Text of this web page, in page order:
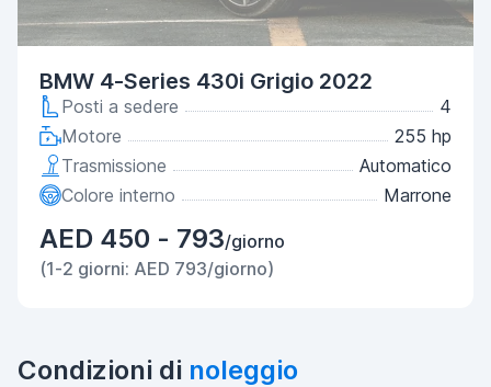
BMW 4-Series 430i Grigio 2022
Posti a sedere
4
Motore
255 hp
Trasmissione
Automatico
Colore interno
Marrone
AED 450 - 793/giorno
(1-2 giorni: AED 793/giorno)
Condizioni di noleggio